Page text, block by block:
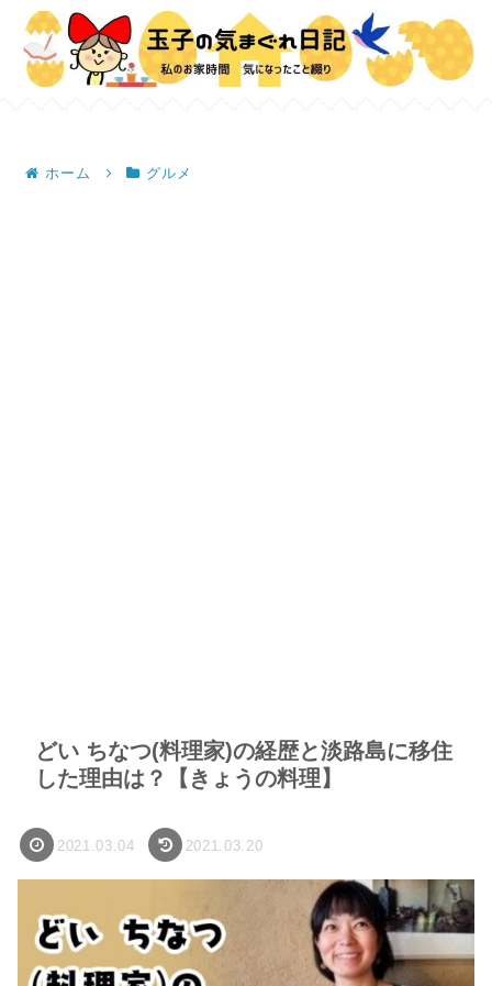
ホーム グルメ
どい ちなつ(料理家)の経歴と淡路島に移住
した理由は？【きょうの料理】
2021.03.04 2021.03.20